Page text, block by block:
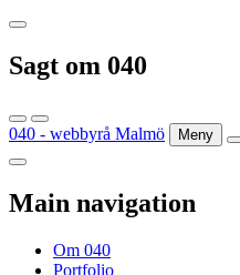
Sagt om 040
040 - webbyrå Malmö Meny
Main navigation
Om 040
Portfolio